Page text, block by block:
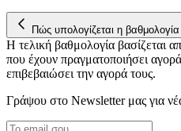
Πώς υπολογίζεται η βαθμολογία
Η τελική βαθμολογία βασίζεται
που έχουν πραγματοποιήσει
επιβεβαιώσει την αγορά τους.
Γράψου στο Νewsletter μας για